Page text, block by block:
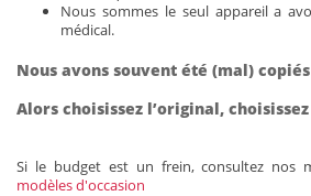
Nous sommes le seul appareil a
médical.
Nous avons souvent été (mal)
Alors choisissez l’original,
Si le budget est un frein, consultez nos
modèles d'occasion